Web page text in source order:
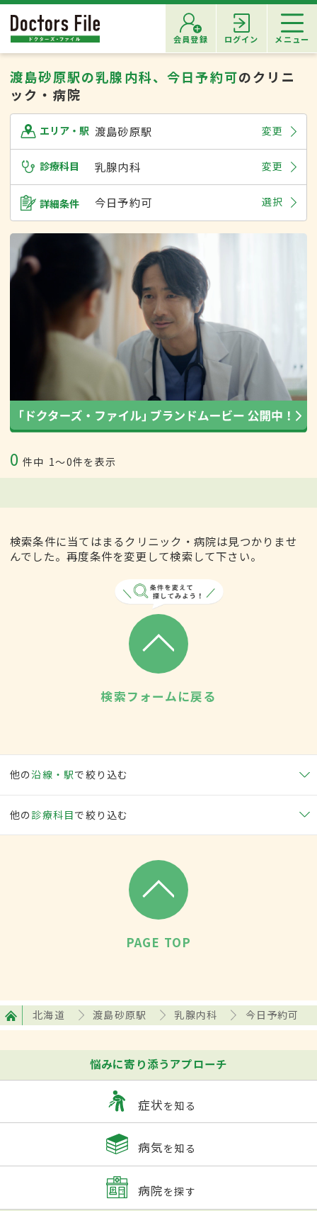
会員登録 ログイン メニュー
渡島砂原駅の乳腺内科、今日予約可のクリニ
ック・病院
エリア・駅 渡島砂原駅 変更
診療科目 乳腺内科 変更
詳細条件 今日予約可 選択
0 件中 1〜0件を表示
検索条件に当てはまるクリニック・病院は見つかりませ
んでした。再度条件を変更して検索して下さい。
検索フォームに戻る
他の沿線・駅で絞り込む
他の 診療科目で絞り込む
PAGE TOP
北海道 渡島砂原駅 乳腺内科 今日予約可
悩みに寄り添うアプローチ
症状を知る
病気を知る
病院を探す